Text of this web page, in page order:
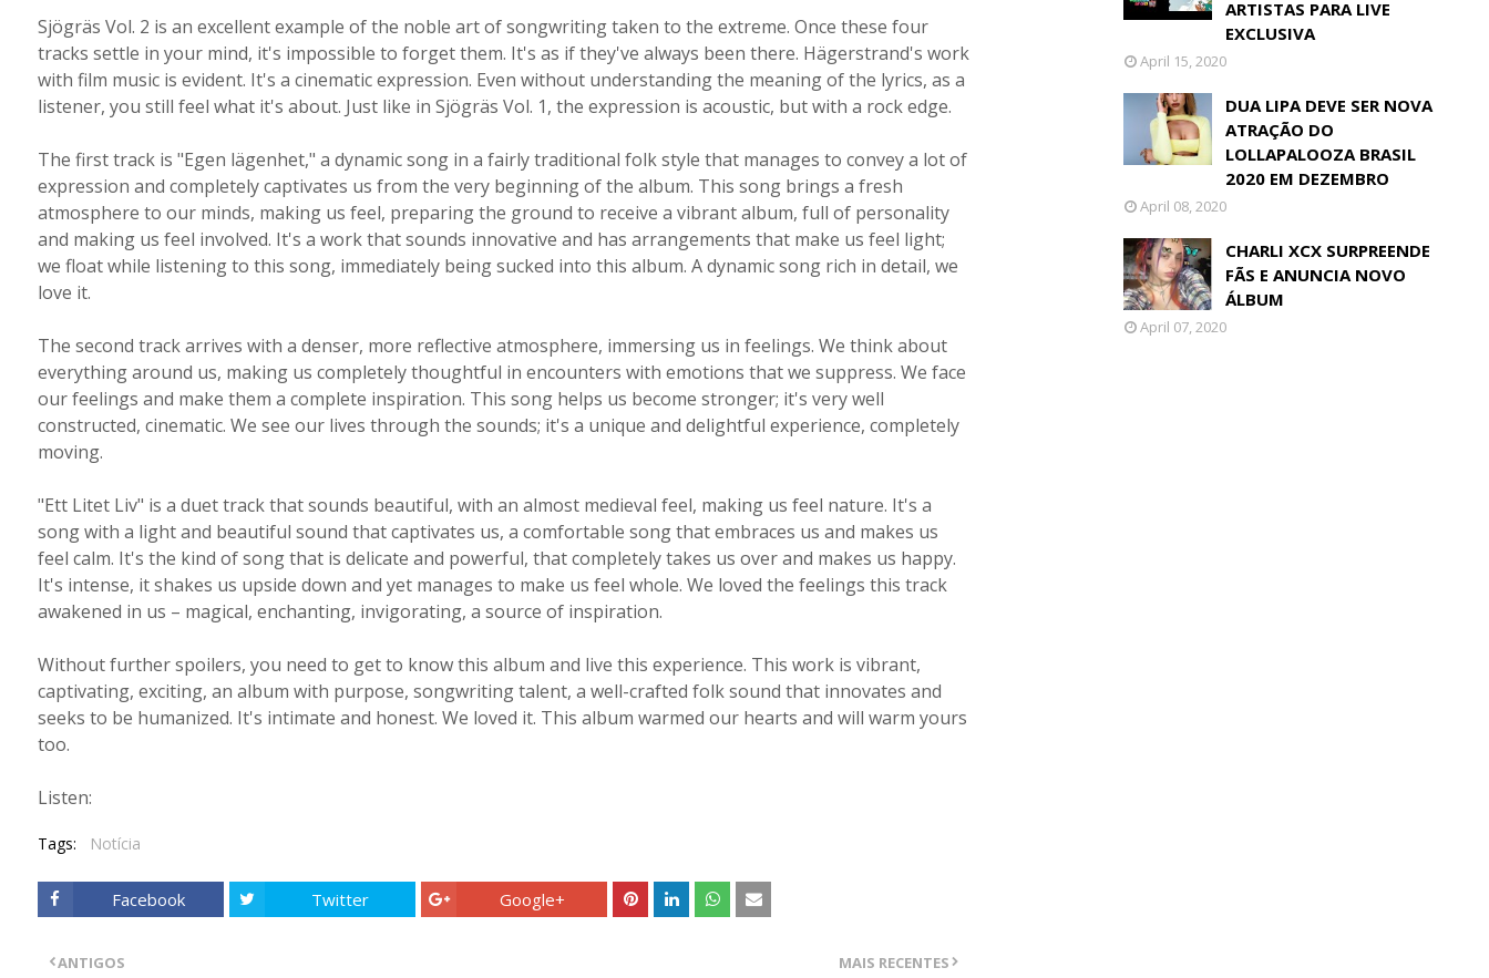
Sjögräs Vol. 2 is an excellent example of the noble art of songwriting taken to the extreme. Once these four
tracks settle in your mind, it's impossible to forget them. It's as if they've always been there. Hägerstrand's work
with film music is evident. It's a cinematic expression. Even without understanding the meaning of the lyrics, as a
listener, you still feel what it's about. Just like in Sjögräs Vol. 1, the expression is acoustic, but with a rock edge.
The first track is "Egen lägenhet," a dynamic song in a fairly traditional folk style that manages to convey a lot of
expression and completely captivates us from the very beginning of the album. This song brings a fresh
atmosphere to our minds, making us feel, preparing the ground to receive a vibrant album, full of personality
and making us feel involved. It's a work that sounds innovative and has arrangements that make us feel light;
we float while listening to this song, immediately being sucked into this album. A dynamic song rich in detail, we
love it.
The second track arrives with a denser, more reflective atmosphere, immersing us in feelings. We think about
everything around us, making us completely thoughtful in encounters with emotions that we suppress. We face
our feelings and make them a complete inspiration. This song helps us become stronger; it's very well
constructed, cinematic. We see our lives through the sounds; it's a unique and delightful experience, completely
moving.
"Ett Litet Liv" is a duet track that sounds beautiful, with an almost medieval feel, making us feel nature. It's a
song with a light and beautiful sound that captivates us, a comfortable song that embraces us and makes us
feel calm. It's the kind of song that is delicate and powerful, that completely takes us over and makes us happy.
It's intense, it shakes us upside down and yet manages to make us feel whole. We loved the feelings this track
awakened in us – magical, enchanting, invigorating, a source of inspiration.
Without further spoilers, you need to get to know this album and live this experience. This work is vibrant,
captivating, exciting, an album with purpose, songwriting talent, a well-crafted folk sound that innovates and
seeks to be humanized. It's intimate and honest. We loved it. This album warmed our hearts and will warm yours
too.
Listen:
Tags: Notícia
Facebook Twitter Google+
MAIS RECENTES
ANTIGOS
ARTISTAS PARA LIVE
EXCLUSIVA
April 15, 2020
DUA LIPA DEVE SER NOVA
ATRAÇÃO DO
LOLLAPALOOZA BRASIL
2020 EM DEZEMBRO
April 08, 2020
CHARLI XCX SURPREENDE
FÃS E ANUNCIA NOVO
ÁLBUM
April 07, 2020